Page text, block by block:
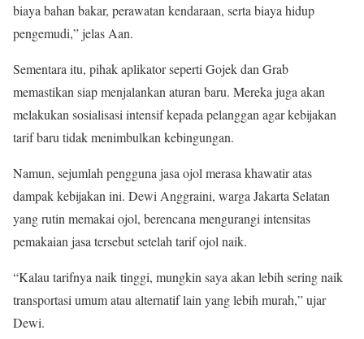
biaya bahan bakar, perawatan kendaraan, serta biaya hidup
pengemudi,” jelas Aan.
Sementara itu, pihak aplikator seperti Gojek dan Grab
memastikan siap menjalankan aturan baru. Mereka juga akan
melakukan sosialisasi intensif kepada pelanggan agar kebijakan
tarif baru tidak menimbulkan kebingungan.
Namun, sejumlah pengguna jasa ojol merasa khawatir atas
dampak kebijakan ini. Dewi Anggraini, warga Jakarta Selatan
yang rutin memakai ojol, berencana mengurangi intensitas
pemakaian jasa tersebut setelah tarif ojol naik.
“Kalau tarifnya naik tinggi, mungkin saya akan lebih sering naik
transportasi umum atau alternatif lain yang lebih murah,” ujar
Dewi.